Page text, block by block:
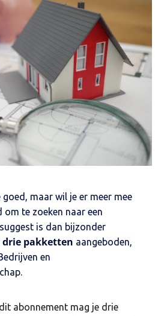
maar wil je er meer mee
om te zoeken naar een
is dan bijzonder
drie pakketten aangeboden,
en
abonnement mag je drie